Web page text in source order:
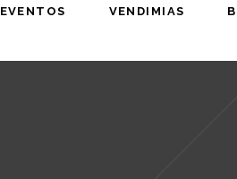
EVENTOS VENDIMIAS